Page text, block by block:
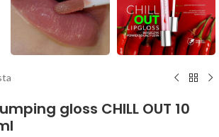
gloss CHILL OUT 10